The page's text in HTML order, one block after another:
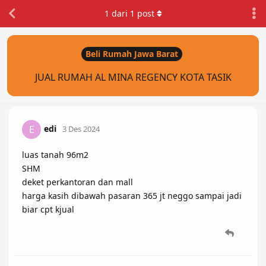
Beli Rumah Jawa Barat
JUAL RUMAH AL MINA REGENCY KOTA TASIK
1 dari 1 post
E edi 3 Des 2024
luas tanah 96m2
SHM
deket perkantoran dan mall
harga kasih dibawah pasaran 365 jt neggo sampai jadi
biar cpt kjual